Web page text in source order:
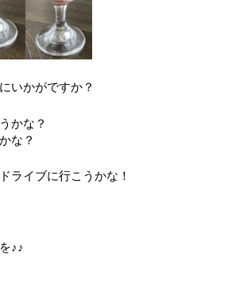
いかがですか？
かな？
な？
ライブに行こうかな！
♪♪